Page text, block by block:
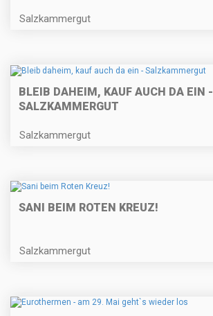
Salzkammergut
BLEIB DAHEIM, KAUF AUCH DA EIN -
SALZKAMMERGUT
Salzkammergut
SANI BEIM ROTEN KREUZ!
Salzkammergut